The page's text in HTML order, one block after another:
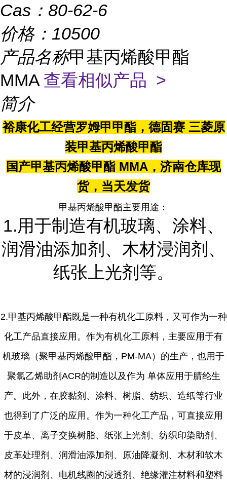
Cas： 80-62-6
价格： 10500
产品名称甲基丙烯酸甲酯
MMA 查看相似产品 >
简介
裕康化工经营罗姆甲甲酯，德固赛 三菱原
装甲基丙烯酸甲酯
国产甲基丙烯酸甲酯 MMA，济南仓库现
货，当天发货
甲基丙烯酸甲酯主要用途：
1.用于制造有机玻璃、涂料、
润滑油添加剂、木材浸润剂、
纸张上光剂等。
2.甲基丙烯酸甲酯既是一种有机化工原料，又可作为一种
化工产品直接应用。作为有机化工原料，主要应用于有
机玻璃（聚甲基丙烯酸甲酯，PM-MA）的生产，也用于
聚氯乙烯助剂ACR的制造以及作为 单体应用于腈纶生
产。此外，在胶黏剂、涂料、树脂、纺织、造纸等行业
也得到了广泛的应用。作为一种化工产品，可直接应用
于皮革、离子交换树脂、纸张上光剂、纺织印染助剂、
皮革处理剂、润滑油添加剂、原油降凝剂、木材和软木
材的浸润剂、电机线圈的浸透剂、绝缘灌注材料和塑料